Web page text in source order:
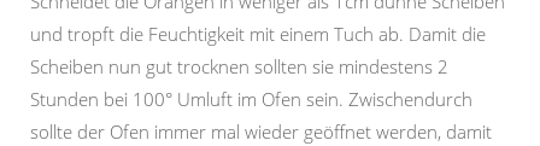
und tropft die Feuchtigkeit mit einem Tuch ab. Damit die
Scheiben nun gut trocknen sollten sie mindestens 2
Stunden bei 100° Umluft im Ofen sein. Zwischendurch
sollte der Ofen immer mal wieder geöffnet werden, damit